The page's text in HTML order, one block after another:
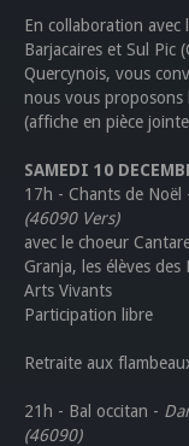
En collaboration avec
Barjacaires et Sul Pic
Quercynois, vous
nous vous proposons
(affiche en pièce
SAMEDI 10
17h - Chants de Noël
(46090 Vers)
avec le choeur
Granja, les élèves
Arts Vivants
Participation libre
Retraite aux
21h - Bal occitan -
(46090)